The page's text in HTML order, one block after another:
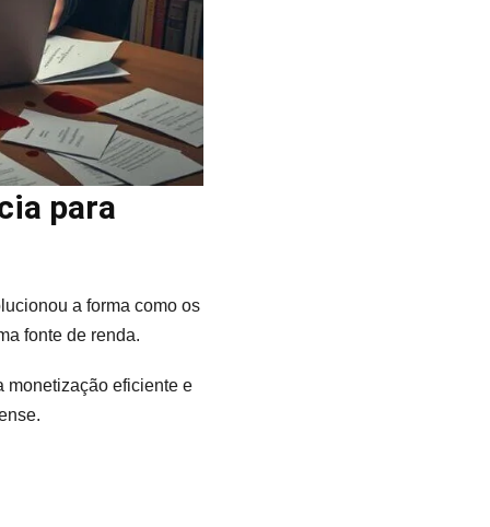
para
a forma como os
fonte de renda.
monetização eficiente e